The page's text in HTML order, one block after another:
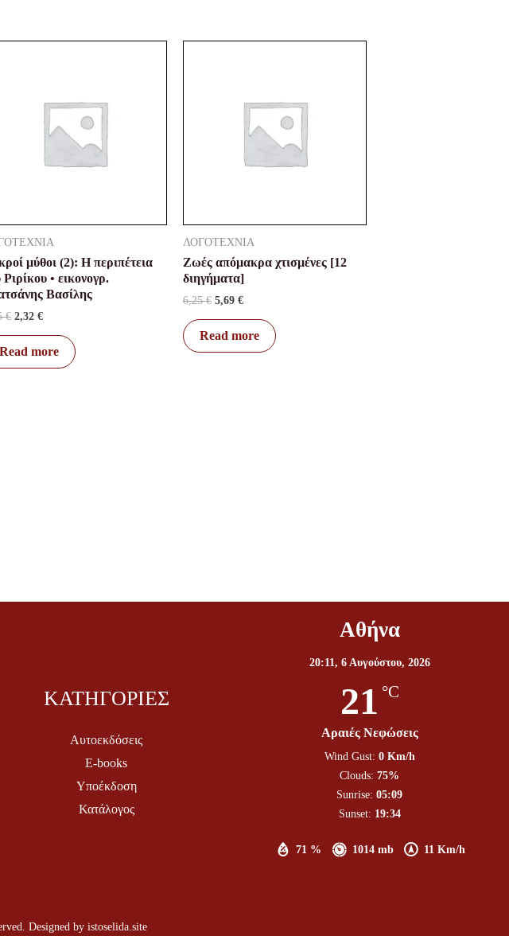
μύθοι (2): Η περιπέτεια
Ριρίκου • εικονογρ.
Βασίλης
€ 2,32 €
Read more
ΛΟΓΟΤΕΧΝΙΑ
Ζωές απόμακρα χτισμένες [12
διηγήματα]
6,25€ 5,69 €
Read more
ΚΑΤΗΓΟΡΙΕΣ
Αυτοεκδόσεις
E-books
Υποέκδοση
Κατάλογος
Αθήνα
20:11, 6 Αυγούστου, 2026
21 °C
Αραιές Νεφώσεις
71 % 1014 mb 11 Km/h
Wind Gust: 0 Km/h
Clouds: 75%
Sunrise: 05:09
Sunset: 19:34
Designed by istoselida.site